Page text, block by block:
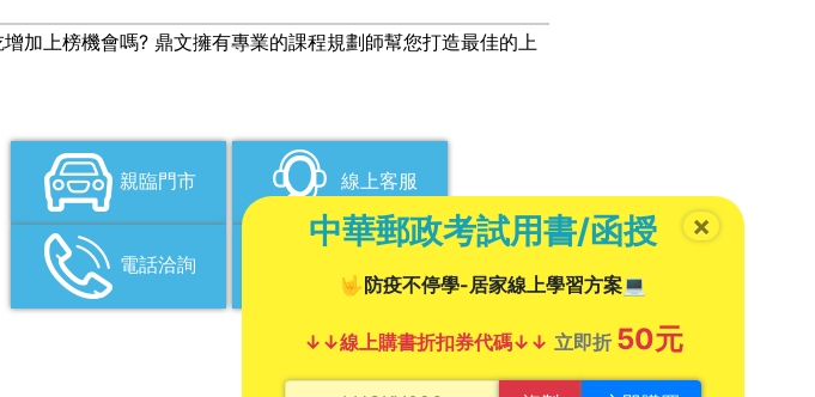
加上榜機會嗎? 鼎文擁有專業的課程規劃師幫您打造最佳的上
親臨門市 線上客服
電話洽詢
×
中華郵政考試用書/函授
🤟防疫不停學-居家線上學習方案💻
↓↓線上購書折扣券代碼↓↓ 立即折 50元